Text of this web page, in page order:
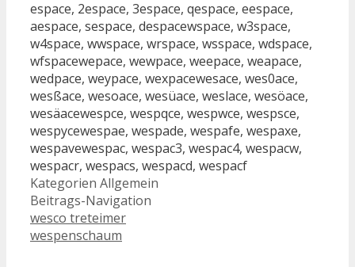
espace, 2espace, 3espace, qespace, eespace,
aespace, sespace, despacewspace, w3space,
w4space, wwspace, wrspace, wsspace, wdspace,
wfspacewepace, wewpace, weepace, weapace,
wedpace, weypace, wexpacewesace, wes0ace,
wesßace, wesoace, wesüace, weslace, wesöace,
wesäacewespce, wespqce, wespwce, wespsce,
wespycewespae, wespade, wespafe, wespaxe,
wespavewespac, wespac3, wespac4, wespacw,
wespacr, wespacs, wespacd, wespacf
Kategorien Allgemein
Beitrags-Navigation
wesco treteimer
wespenschaum